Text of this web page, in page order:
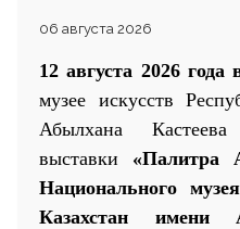
06 августа 2026
12 августа 2026 года
музее искусств
Абылхана
выставки «Палитра
Национального
Казахстан имени